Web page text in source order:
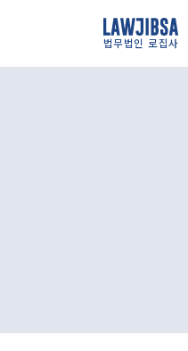
법무법인 로집사